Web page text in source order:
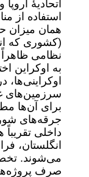
اتحادیۀ
استفاده از
همان میزان
(کشوری که
نظامی ظاهراً
به اوکراین
سرزمین‌های
برای آن‌ها
جرقه‌های
داخلی
انگلستان،
می‌شوند.
صرف